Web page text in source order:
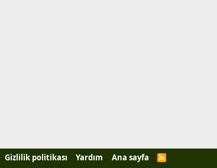
Gizlilik politikası Yardım Ana sayfa
R